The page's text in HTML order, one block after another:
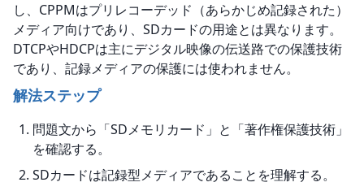
し、CPPMはプリレコーデッド（あらかじめ記録された）
メディア向けであり、SDカードの用途とは異なります。
DTCPやHDCPは主にデジタル映像の伝送路での保護技術
であり、記録メディアの保護には使われません。
解法ステップ
問題文から「SDメモリカード」と「著作権保護技術」
を確認する。
SDカードは記録型メディアであることを理解する。